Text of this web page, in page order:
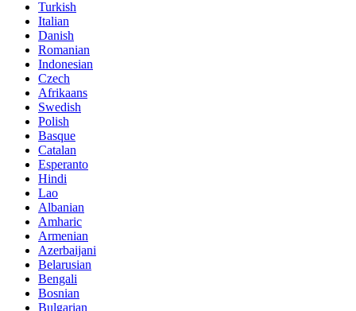
Turkish
Italian
Danish
Romanian
Indonesian
Czech
Afrikaans
Swedish
Polish
Basque
Catalan
Esperanto
Hindi
Lao
Albanian
Amharic
Armenian
Azerbaijani
Belarusian
Bengali
Bosnian
Bulgarian